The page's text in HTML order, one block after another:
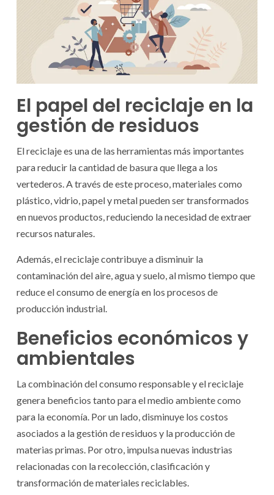
El papel del reciclaje en la
gestión de residuos
El reciclaje es una de las herramientas más importantes
para reducir la cantidad de basura que llega a los
vertederos. A través de este proceso, materiales como
plástico, vidrio, papel y metal pueden ser transformados
en nuevos productos, reduciendo la necesidad de extraer
recursos naturales.
Además, el reciclaje contribuye a disminuir la
contaminación del aire, agua y suelo, al mismo tiempo que
reduce el consumo de energía en los procesos de
producción industrial.
Beneficios económicos y
ambientales
La combinación del consumo responsable y el reciclaje
genera beneficios tanto para el medio ambiente como
para la economía. Por un lado, disminuye los costos
asociados a la gestión de residuos y la producción de
materias primas. Por otro, impulsa nuevas industrias
relacionadas con la recolección, clasificación y
transformación de materiales reciclables.